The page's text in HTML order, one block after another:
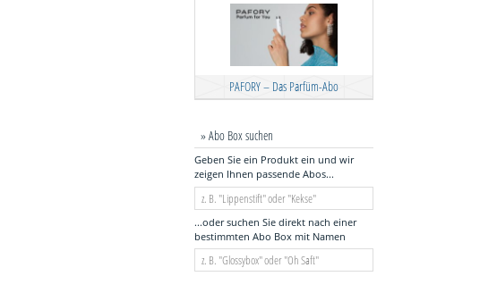
PAFORY – Das Parfüm-Abo
» Abo Box suchen
Geben Sie ein Produkt ein und wir
zeigen Ihnen passende Abos...
...oder suchen Sie direkt nach einer
bestimmten Abo Box mit Namen